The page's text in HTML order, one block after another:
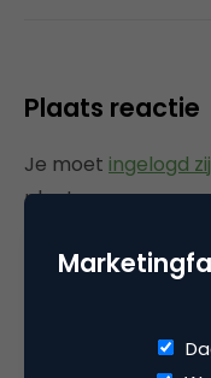
Plaats reactie
Je moet ingelogd
plaatsen.